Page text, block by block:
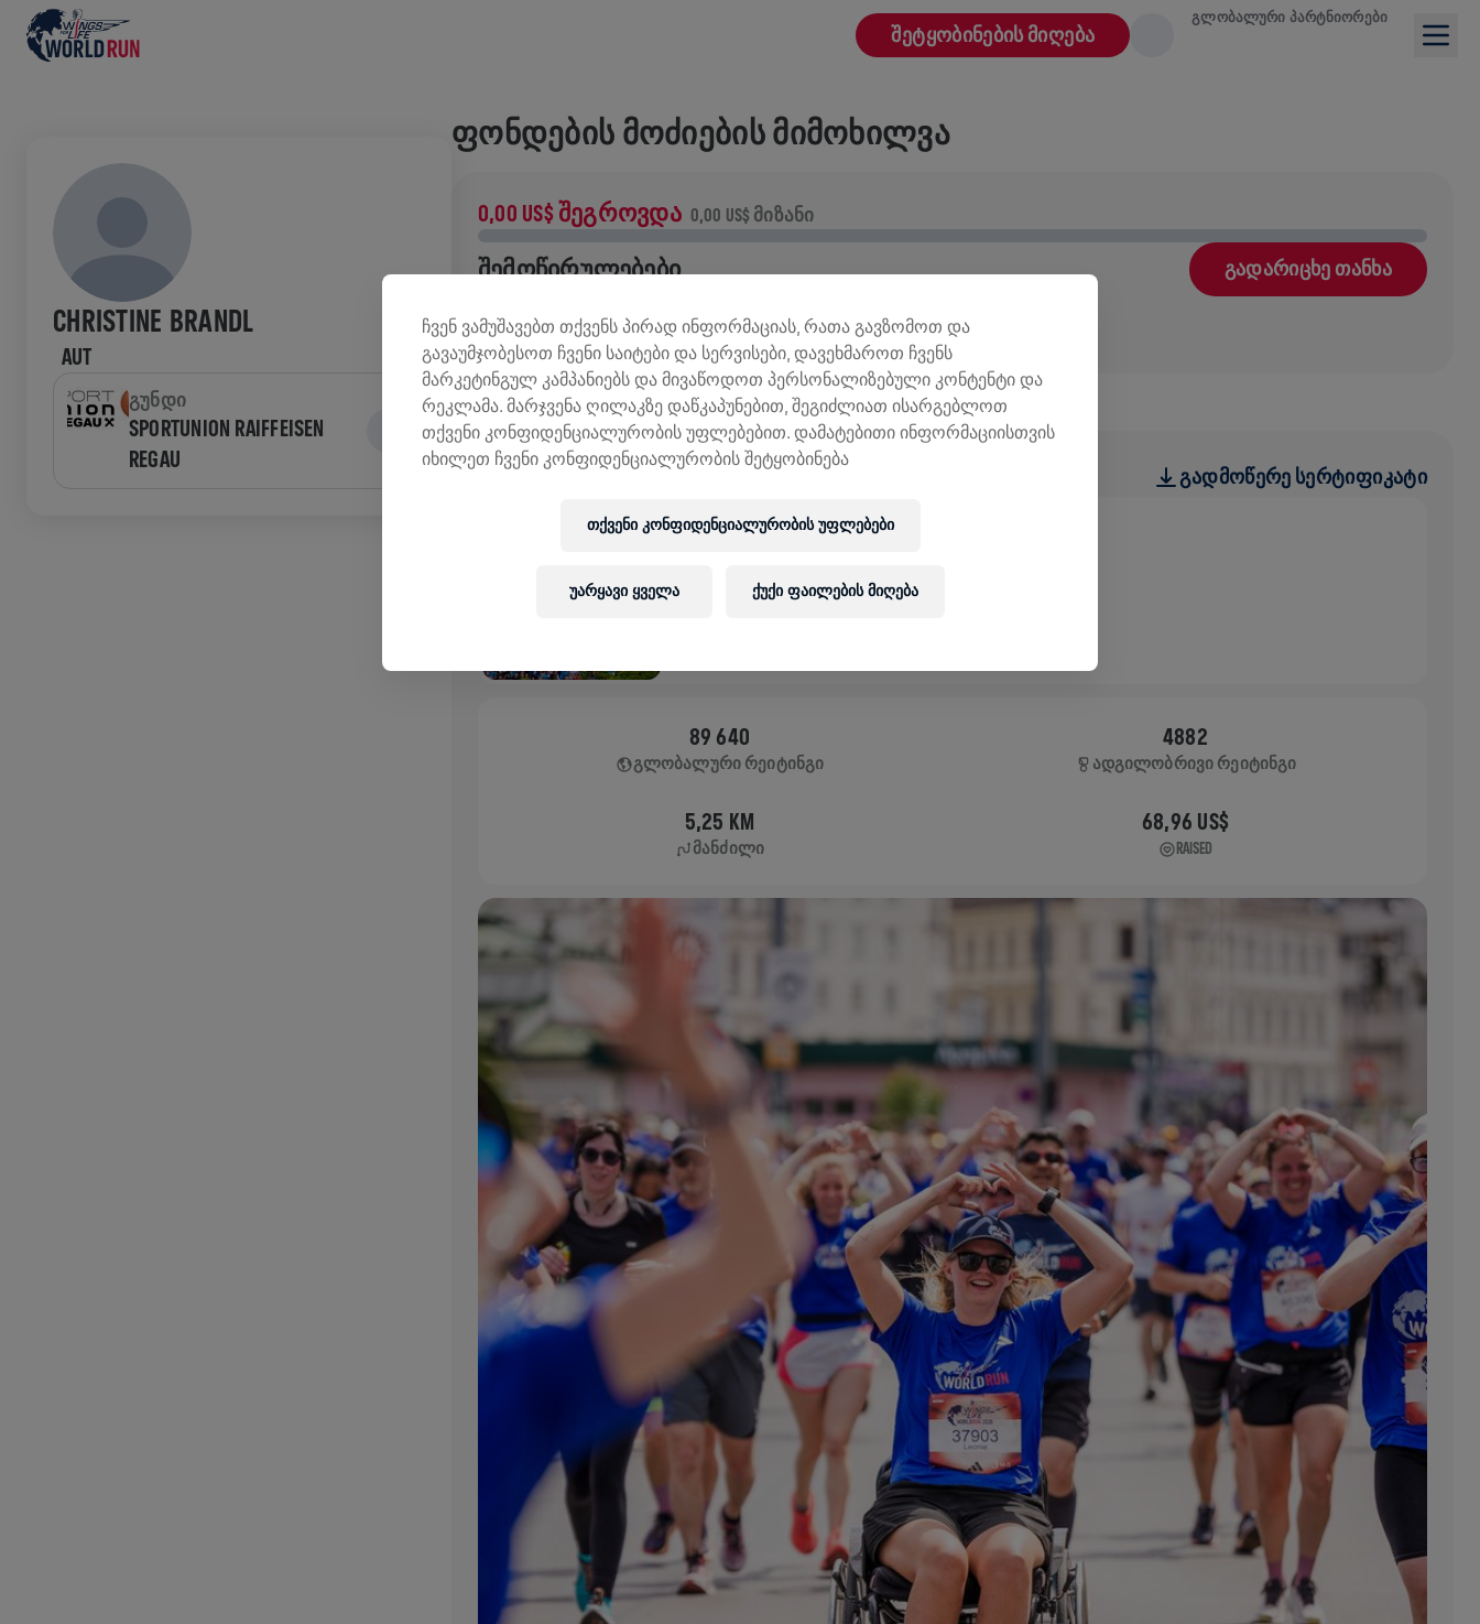
ᲨᲔᲢᲧᲝᲑᲘᲜᲔᲑᲘᲡ ᲛᲘᲦᲔᲑᲐ
ᲒᲚᲝᲑᲐᲚᲣᲠᲘ ᲞᲐᲠᲢᲜᲘᲝᲠᲔᲑᲘ
CHRISTINE BRANDL
AUT
ᲒᲣᲜᲓᲘ
SPORTUNION RAIFFEISEN
REGAU
ᲤᲝᲜᲓᲔᲑᲘᲡ ᲛᲝᲫᲘᲔᲑᲘᲡ ᲛᲘᲛᲝᲮᲘᲚᲕᲐ
0,00 US$ ᲨᲔᲒᲠᲝᲕᲓᲐ 0,00 US$ ᲛᲘᲖᲐᲜᲘ
ᲨᲔᲛᲝᲬᲘᲠᲣᲚᲔᲑᲔᲑᲘ ᲒᲐᲓᲐᲠᲘᲪᲮᲔ ᲗᲐᲜᲮᲐ
კვლევებს.
ᲘᲡᲢᲝᲠᲘᲐ
WINGS FOR LIFE WORLD RUN 2026 ᲒᲐᲓᲛᲝᲬᲔᲠᲔ ᲡᲔᲠᲢᲘᲤᲘᲙᲐᲢᲘ
ᲠᲑᲔᲜᲐ ᲤᲘᲜᲘᲨᲘᲡ
May 10, 2026
89 640
ᲒᲚᲝᲑᲐᲚᲣᲠᲘ ᲠᲔᲘᲢᲘᲜᲒᲘ
4882
ᲐᲓᲒᲘᲚᲝᲑᲠᲘᲕᲘ ᲠᲔᲘᲢᲘᲜᲒᲘ
5,25 KM
ᲛᲐᲜᲫᲘᲚᲘ
68,96 US$
RAISED
ჩვენ ვამუშავებთ თქვენს პირად ინფორმაციას, რათა გავზომოთ და
გავაუმჯობესოთ ჩვენი საიტები და სერვისები, დავეხმაროთ ჩვენს
მარკეტინგულ კამპანიებს და მივაწოდოთ პერსონალიზებული კონტენტი და
რეკლამა. მარჯვენა ღილაკზე დაწკაპუნებით, შეგიძლიათ ისარგებლოთ
თქვენი კონფიდენციალურობის უფლებებით. დამატებითი ინფორმაციისთვის
იხილეთ ჩვენი კონფიდენციალურობის შეტყობინება
თქვენი კონფიდენციალურობის უფლებები
უარყავი ყველა ქუქი ფაილების მიღება